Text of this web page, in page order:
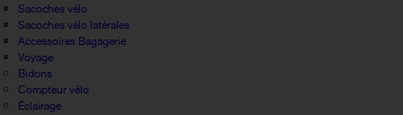
Sacoches vélo
Sacoches vélo latérales
Accessoires Bagagerie
Voyage
Bidons
Compteur vélo
Éclairage